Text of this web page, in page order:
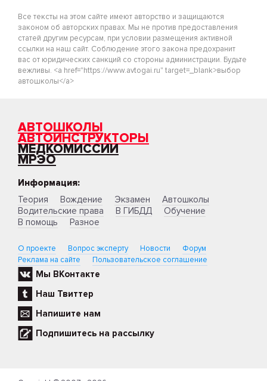
Все тексты на этом сайте имеют авторство и защищаются
законом об авторских правах. Мы не против предоставления
статей другим ресурсам, при условии размещения активной
ссылки на наш сайт. Соблюдение этого закона предохранит
вас от юридических санкций со стороны администрации. Будьте
вежливы. <a href="https://www.avtogai.ru" target=_blank>выбор
автошколы</a>
АВТОШКОЛЫ
АВТОИНСТРУКТОРЫ
МЕДКОМИССИИ
МРЭО
Информация:
Теория
Вождение Экзамен
Автошколы
Водительские права
В ГИБДД
Обучение
В помощь
Разное
О проекте Вопрос эксперту Новости
Форум
Реклама на сайте
Пользовательское соглашение
Мы ВКонтакте
Наш Твиттер
Напишите нам
Подпишитесь на рассылку